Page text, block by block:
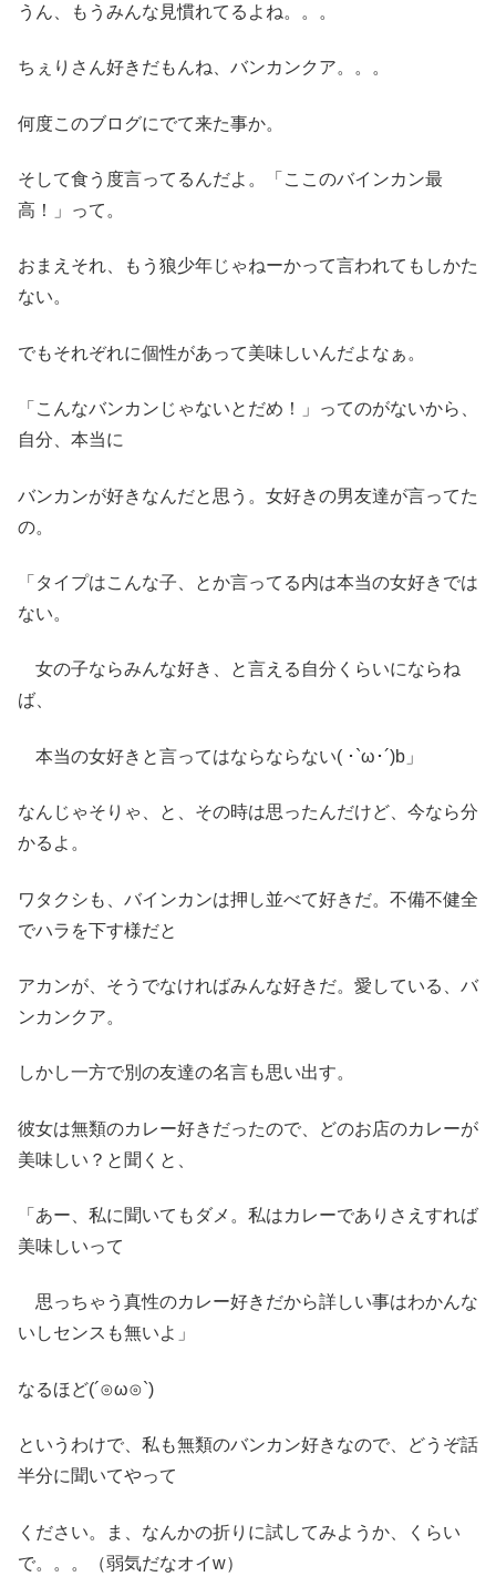
うん、もうみんな見慣れてるよね。。。
ちぇりさん好きだもんね、バンカンクア。。。
何度このブログにでて来た事か。
そして食う度言ってるんだよ。「ここのバインカン最
高！」って。
おまえそれ、もう狼少年じゃねーかって言われてもしかた
ない。
でもそれぞれに個性があって美味しいんだよなぁ。
「こんなバンカンじゃないとだめ！」ってのがないから、
自分、本当に
バンカンが好きなんだと思う。女好きの男友達が言ってた
の。
「タイプはこんな子、とか言ってる内は本当の女好きでは
ない。
女の子ならみんな好き、と言える自分くらいにならね
ば、
本当の女好きと言ってはならならない( ･`ω･´)b」
なんじゃそりゃ、と、その時は思ったんだけど、今なら分
かるよ。
ワタクシも、バインカンは押し並べて好きだ。不備不健全
でハラを下す様だと
アカンが、そうでなければみんな好きだ。愛している、バ
ンカンクア。
しかし一方で別の友達の名言も思い出す。
彼女は無類のカレー好きだったので、どのお店のカレーが
美味しい？と聞くと、
「あー、私に聞いてもダメ。私はカレーでありさえすれば
美味しいって
思っちゃう真性のカレー好きだから詳しい事はわかんな
いしセンスも無いよ」
なるほど(´⊙ω⊙`)
というわけで、私も無類のバンカン好きなので、どうぞ話
半分に聞いてやって
ください。ま、なんかの折りに試してみようか、くらい
で。。。（弱気だなオイw）